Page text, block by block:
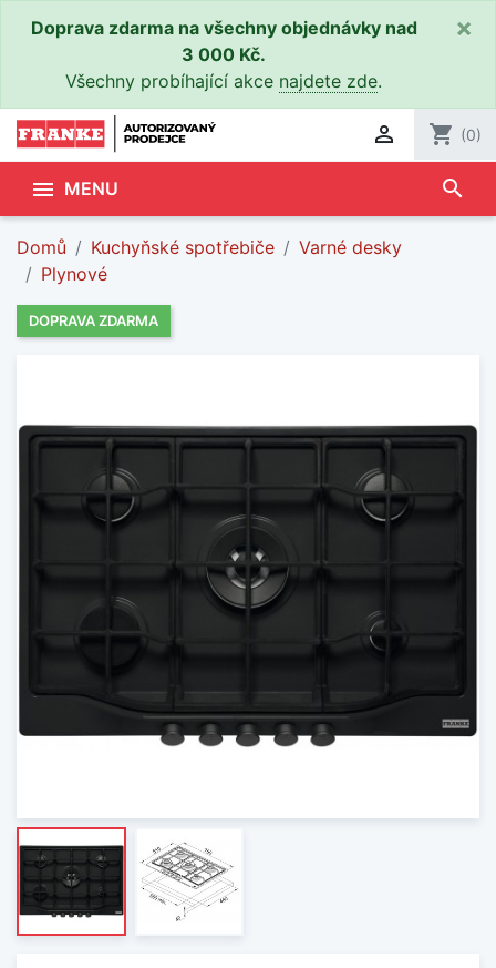
Doprava zdarma na všechny objednávky nad
3 000 Kč.
Všechny probíhající akce najdete zde.
×
 shopping_cart (0)
 MENU search
Domů Kuchyňské spotřebiče
Varné desky
Plynové
DOPRAVA ZDARMA